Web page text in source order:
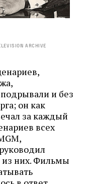
Archive
и без
он как
за каждый
всех
них. Фильмы